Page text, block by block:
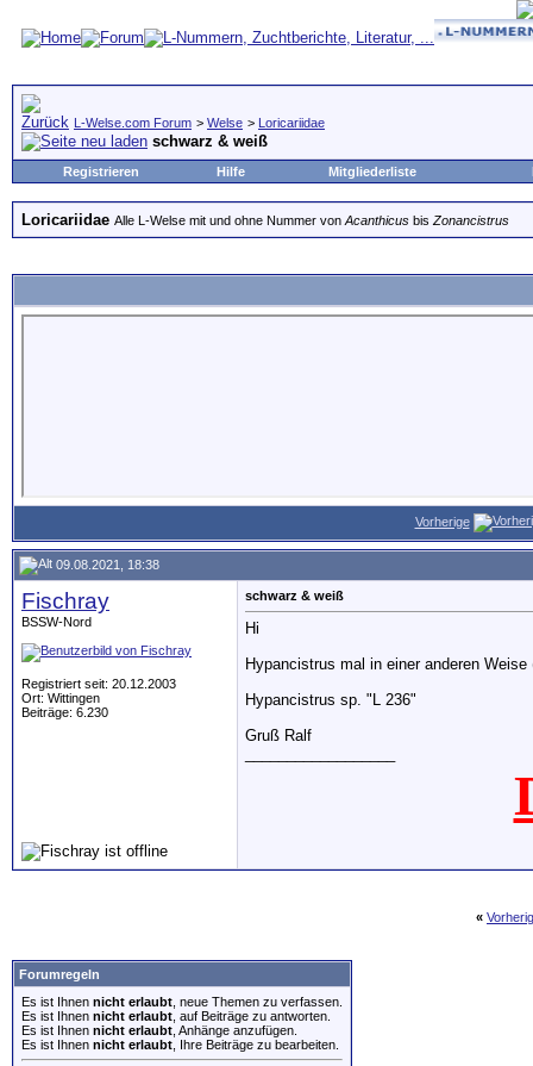
L-Welse.com Forum > Welse > Loricariidae
schwarz & weiß
Registrieren Hilfe Mitgliederliste
Loricariidae Alle L-Welse mit und ohne Nummer von Acanthicus bis Zonancistrus
Vorherige
09.08.2021, 18:38
Fischray
BSSW-Nord
Registriert seit: 20.12.2003
Ort: Wittingen
Beiträge: 6.230
schwarz & weiß
Hi
Hypancistrus mal in einer anderen Weise
Hypancistrus sp. "L 236"
Gruß Ralf
«
Forumregeln
Es ist Ihnen nicht erlaubt , neue Themen zu verfassen.
Es ist Ihnen nicht erlaubt , auf Beiträge zu antworten.
Es ist Ihnen nicht erlaubt , Anhänge anzufügen.
Es ist Ihnen nicht erlaubt , Ihre Beiträge zu bearbeiten.